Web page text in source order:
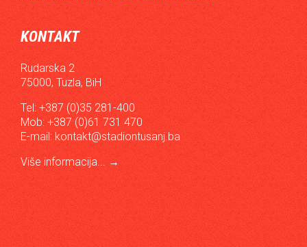
KONTAKT
Rudarska 2
75000, Tuzla, BiH
Tel: +387 (0)35 281-400
Mob: +387 (0)61 731 470
E-mail: kontakt@stadiontusanj.ba
Više informacija... →